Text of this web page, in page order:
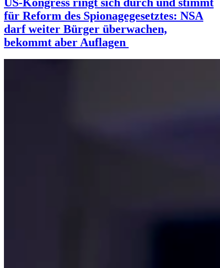
für Reform des Spionagegesetztes: NSA
darf weiter Bürger überwachen,
bekommt aber Auflagen